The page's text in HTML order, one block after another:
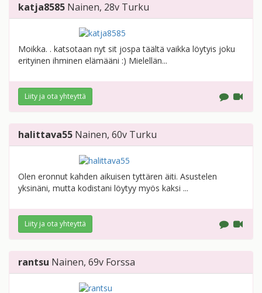
katja8585 Nainen, 28v Turku
Moikka. . katsotaan nyt sit jospa täältä vaikka löytyis joku
erityinen ihminen elämääni :) Mielellän...
Liity ja ota yhteyttä
halittava55 Nainen, 60v Turku
Olen eronnut kahden aikuisen tyttären äiti. Asustelen
yksinäni, mutta kodistani löytyy myös kaksi ...
Liity ja ota yhteyttä
rantsu Nainen, 69v Forssa